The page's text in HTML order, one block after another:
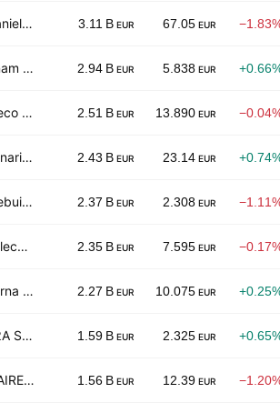
Danieli & C. Officine Meccaniche S.p.A. 3.11 B EUR 67.05 EUR
Snam S.p.A. 2.94 B EUR 5.838 EUR
Iveco Group NV 2.51 B EUR 13.890 EUR
Tenaris S.A. 2.43 B EUR 23.14 EUR
Webuild SpA 2.37 B EUR 2.308 EUR
Telecom Italia S.p.A. 2.35 B EUR 7.595 EUR
Terna S.p.A. 2.27 B EUR 10.075 EUR
A2A S.p.A. 1.59 B EUR 2.325 EUR
MAIRE S.p.A. 1.56 B EUR 12.39 EUR